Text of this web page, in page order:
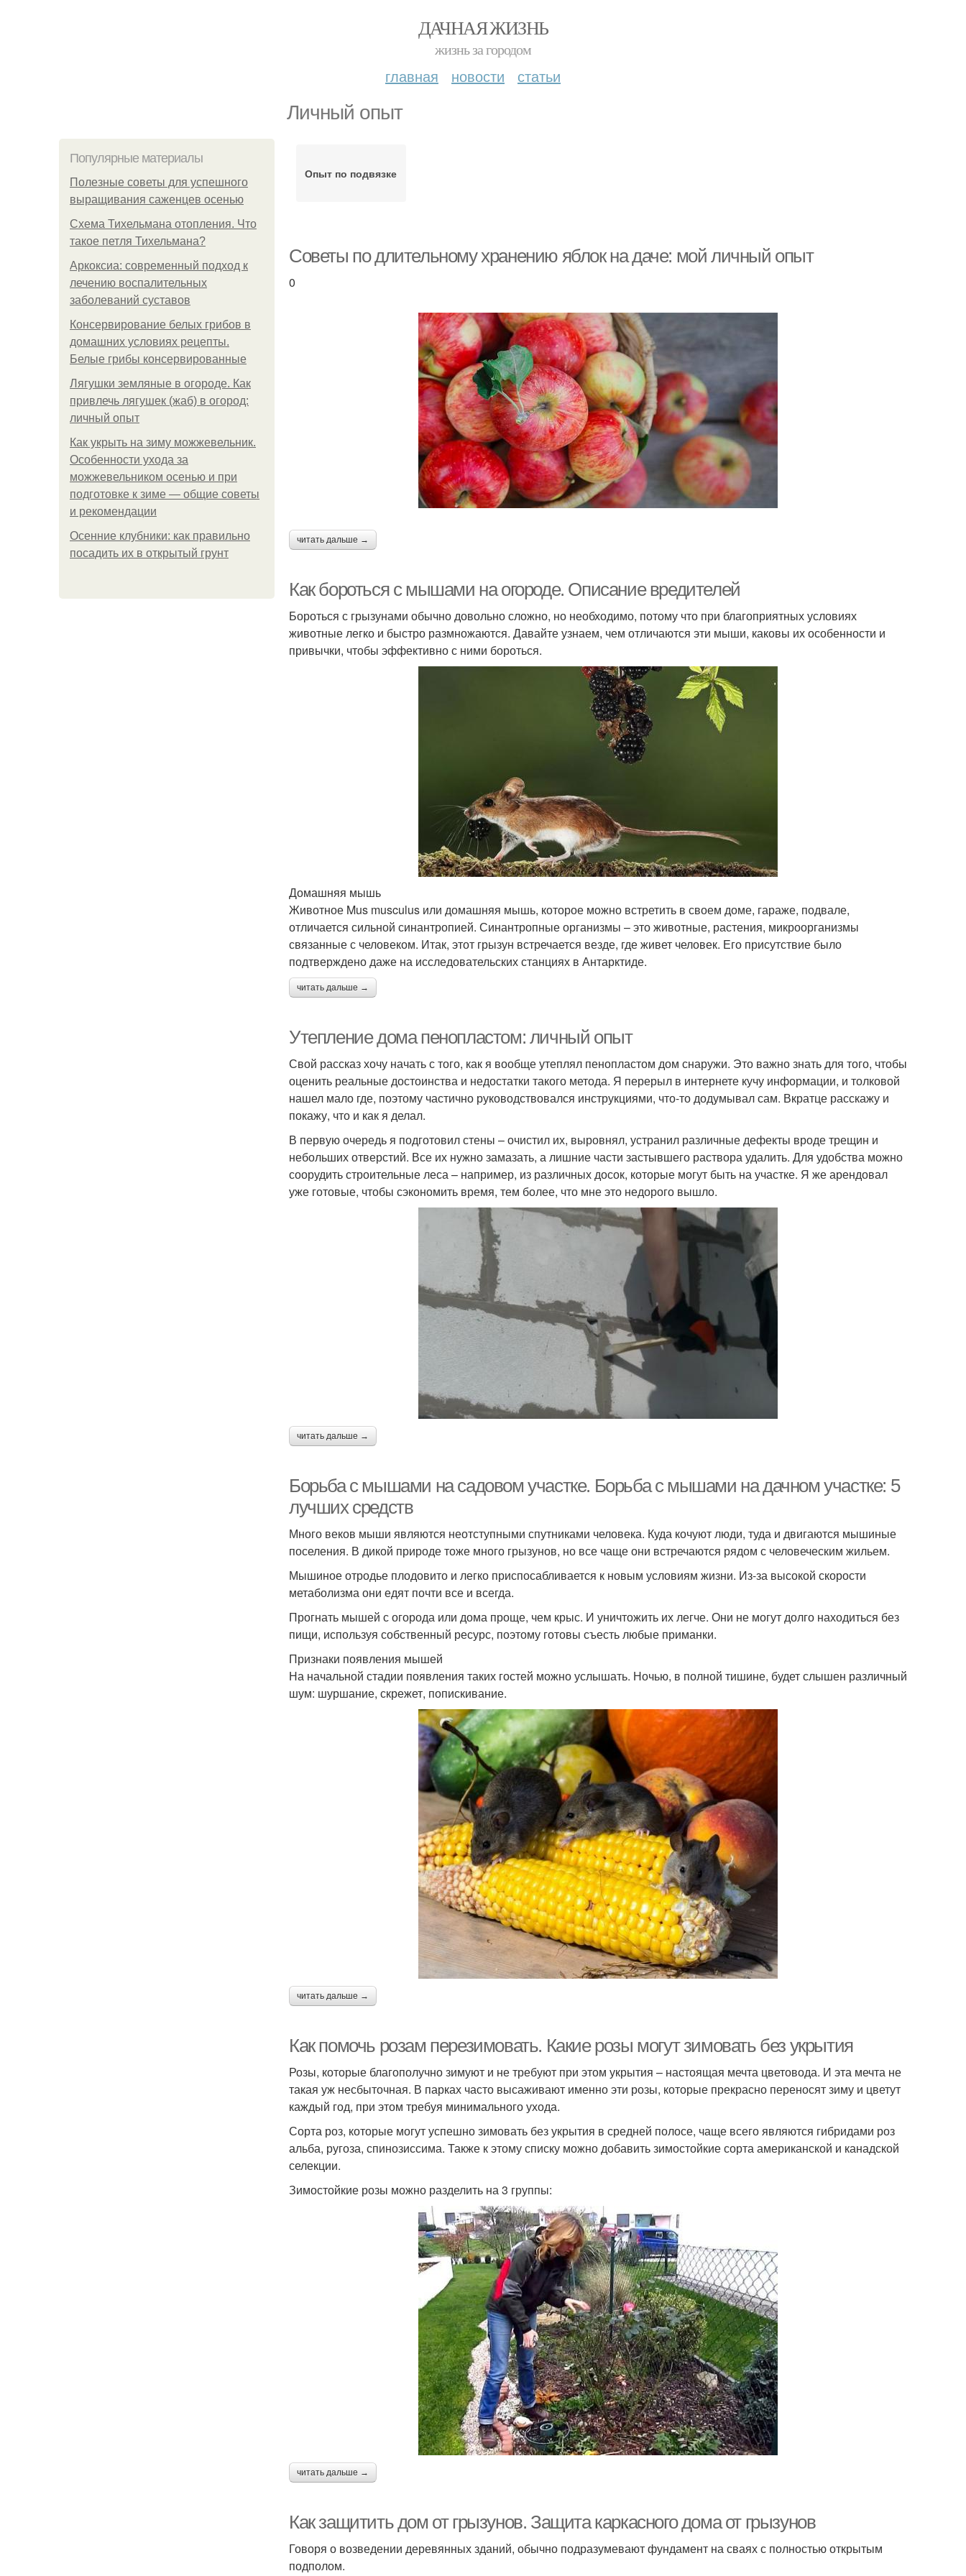
ДАЧНАЯ ЖИЗНЬ
жизнь за городом
главная новости статьи
Личный опыт
Популярные материалы
Полезные советы для успешного
выращивания саженцев осенью
Схема Тихельмана отопления. Что
такое петля Тихельмана?
Аркоксиа: современный подход к
лечению воспалительных
заболеваний суставов
Консервирование белых грибов в
домашних условиях рецепты.
Белые грибы консервированные
Лягушки земляные в огороде. Как
привлечь лягушек (жаб) в огород:
личный опыт
Как укрыть на зиму можжевельник.
Особенности ухода за
можжевельником осенью и при
подготовке к зиме — общие советы
и рекомендации
Осенние клубники: как правильно
посадить их в открытый грунт
Опыт по подвязке
Советы по длительному хранению яблок на даче: мой личный опыт
0
читать дальше →
Как бороться с мышами на огороде. Описание вредителей
Бороться с грызунами обычно довольно сложно, но необходимо, потому что при благоприятных условиях
животные легко и быстро размножаются. Давайте узнаем, чем отличаются эти мыши, каковы их особенности и
привычки, чтобы эффективно с ними бороться.
Домашняя мышь
Животное Mus musculus или домашняя мышь, которое можно встретить в своем доме, гараже, подвале,
отличается сильной синантропией. Синантропные организмы – это животные, растения, микроорганизмы
связанные с человеком. Итак, этот грызун встречается везде, где живет человек. Его присутствие было
подтверждено даже на исследовательских станциях в Антарктиде.
читать дальше →
Утепление дома пенопластом: личный опыт
Свой рассказ хочу начать с того, как я вообще утеплял пенопластом дом снаружи. Это важно знать для того, чтобы
оценить реальные достоинства и недостатки такого метода. Я перерыл в интернете кучу информации, и толковой
нашел мало где, поэтому частично руководствовался инструкциями, что-то додумывал сам. Вкратце расскажу и
покажу, что и как я делал.
В первую очередь я подготовил стены – очистил их, выровнял, устранил различные дефекты вроде трещин и
небольших отверстий. Все их нужно замазать, а лишние части застывшего раствора удалить. Для удобства можно
соорудить строительные леса – например, из различных досок, которые могут быть на участке. Я же арендовал
уже готовые, чтобы сэкономить время, тем более, что мне это недорого вышло.
читать дальше →
Борьба с мышами на садовом участке. Борьба с мышами на дачном участке: 5
лучших средств
Много веков мыши являются неотступными спутниками человека. Куда кочуют люди, туда и двигаются мышиные
поселения. В дикой природе тоже много грызунов, но все чаще они встречаются рядом с человеческим жильем.
Мышиное отродье плодовито и легко приспосабливается к новым условиям жизни. Из-за высокой скорости
метаболизма они едят почти все и всегда.
Прогнать мышей с огорода или дома проще, чем крыс. И уничтожить их легче. Они не могут долго находиться без
пищи, используя собственный ресурс, поэтому готовы съесть любые приманки.
Признаки появления мышей
На начальной стадии появления таких гостей можно услышать. Ночью, в полной тишине, будет слышен различный
шум: шуршание, скрежет, попискивание.
читать дальше →
Как помочь розам перезимовать. Какие розы могут зимовать без укрытия
Розы, которые благополучно зимуют и не требуют при этом укрытия – настоящая мечта цветовода. И эта мечта не
такая уж несбыточная. В парках часто высаживают именно эти розы, которые прекрасно переносят зиму и цветут
каждый год, при этом требуя минимального ухода.
Сорта роз, которые могут успешно зимовать без укрытия в средней полосе, чаще всего являются гибридами роз
альба, ругоза, спинозиссима. Также к этому списку можно добавить зимостойкие сорта американской и канадской
селекции.
Зимостойкие розы можно разделить на 3 группы:
читать дальше →
Как защитить дом от грызунов. Защита каркасного дома от грызунов
Говоря о возведении деревянных зданий, обычно подразумевают фундамент на сваях с полностью открытым
подполом.